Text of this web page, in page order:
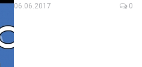
06.06.2017 0